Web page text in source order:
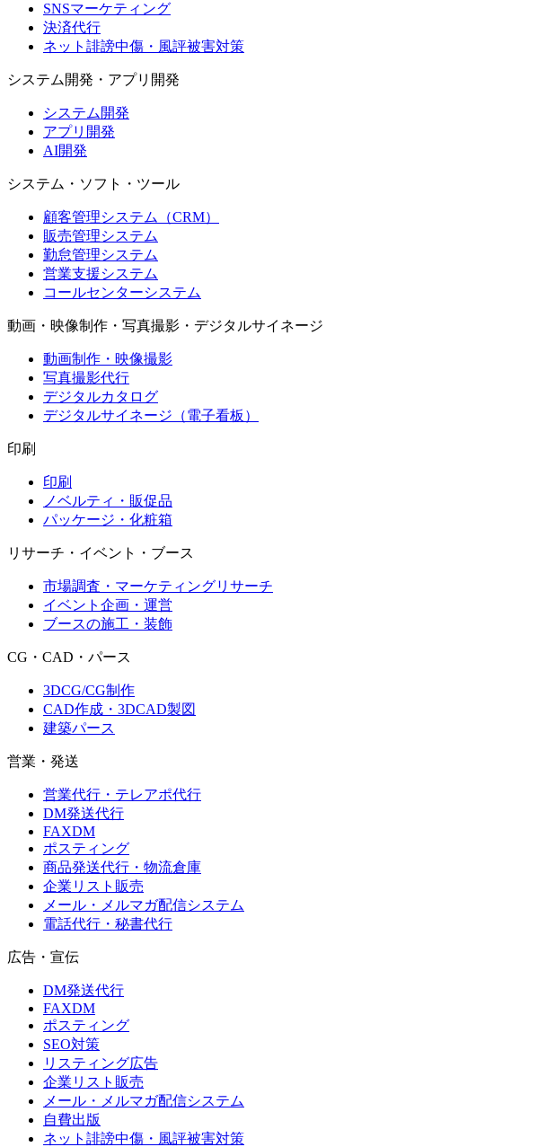
SNSマーケティング
決済代行
ネット誹謗中傷・風評被害対策
システム開発・アプリ開発
システム開発
アプリ開発
AI開発
システム・ソフト・ツール
顧客管理システム（CRM）
販売管理システム
勤怠管理システム
営業支援システム
コールセンターシステム
動画・映像制作・写真撮影・デジタルサイネージ
動画制作・映像撮影
写真撮影代行
デジタルカタログ
デジタルサイネージ（電子看板）
印刷
印刷
ノベルティ・販促品
パッケージ・化粧箱
リサーチ・イベント・ブース
市場調査・マーケティングリサーチ
イベント企画・運営
ブースの施工・装飾
CG・CAD・パース
3DCG/CG制作
CAD作成・3DCAD製図
建築パース
営業・発送
営業代行・テレアポ代行
DM発送代行
FAXDM
ポスティング
商品発送代行・物流倉庫
企業リスト販売
メール・メルマガ配信システム
電話代行・秘書代行
広告・宣伝
DM発送代行
FAXDM
ポスティング
SEO対策
リスティング広告
企業リスト販売
メール・メルマガ配信システム
自費出版
ネット誹謗中傷・風評被害対策